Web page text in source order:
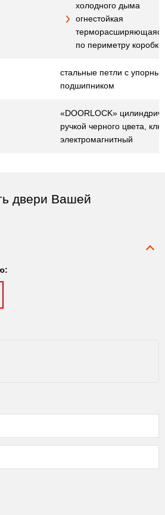
холодного дыма
огнестойкая
по периметру коробки
стальные петли с
подшипником
«DOORLOCK»
ручкой черного цвета,
электромагнитный
двери Вашей